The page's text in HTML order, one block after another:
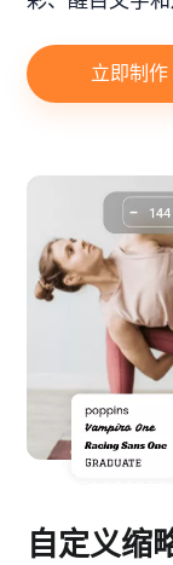
立即制作
自定义缩